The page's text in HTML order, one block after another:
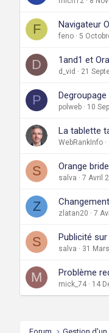
F Navigateur
feno 5
D 1and1 et
d_vid 21
P polweb 10
La tablette
WebRankInfo
S Orange
salva 7 Avril
Z zlatan20 7
S Publicité
salva 31
M Problème
mick_74 14